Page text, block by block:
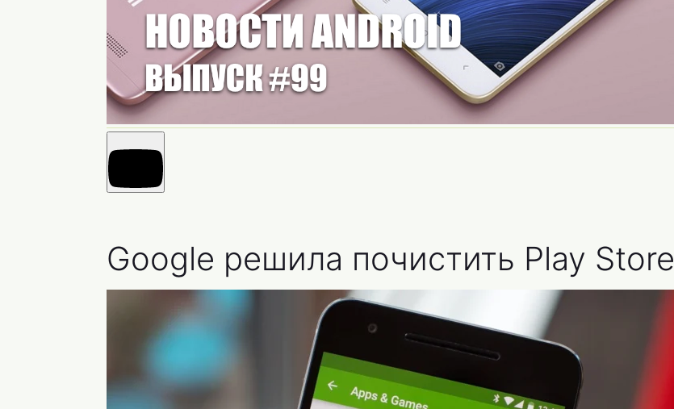
Google решила почистить Play Store